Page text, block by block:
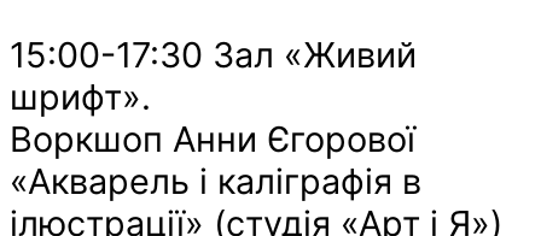
15:00-17:30 Зал «Живий
шрифт».
Воркшоп Анни Єгорової
«Акварель і каліграфія в
ілюстрації» (студія «Арт і Я»)